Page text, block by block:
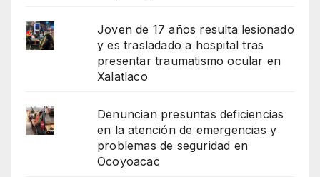
Joven de 17 años resulta lesionado
y es trasladado a hospital tras
presentar traumatismo ocular en
Xalatlaco
Denuncian presuntas deficiencias
en la atención de emergencias y
problemas de seguridad en
Ocoyoacac